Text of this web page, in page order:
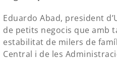
Eduardo Abad, president
de petits negocis que amb
estabilitat de milers de
Central i de les